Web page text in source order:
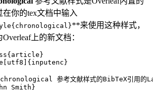
你的tex文档中输入
**来使用这种样式，
上的新文档：
{ article }
utf8 ]{ inputenc }
参考文献样式的BibTeX引用的
Smith}